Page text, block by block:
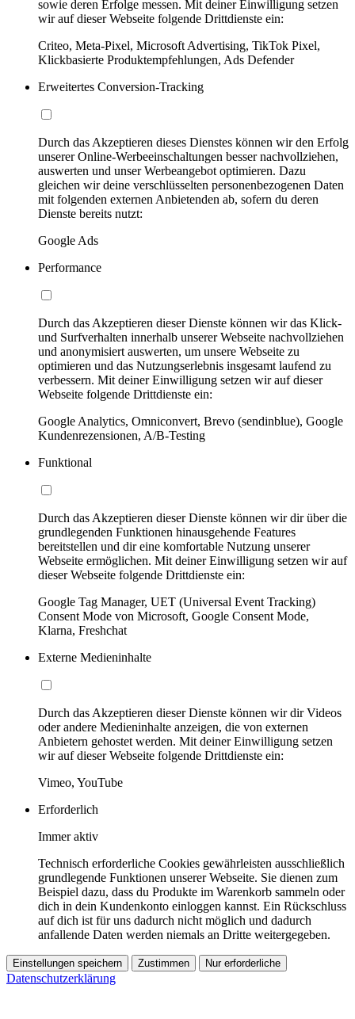
sowie deren Erfolge messen. Mit deiner Einwilligung setzen
wir auf dieser Webseite folgende Drittdienste ein:
Criteo, Meta-Pixel, Microsoft Advertising, TikTok Pixel,
Klickbasierte Produktempfehlungen, Ads Defender
Erweitertes Conversion-Tracking
Durch das Akzeptieren dieses Dienstes können wir den Erfolg
unserer Online-Werbeeinschaltungen besser nachvollziehen,
auswerten und unser Werbeangebot optimieren. Dazu
gleichen wir deine verschlüsselten personenbezogenen Daten
mit folgenden externen Anbietenden ab, sofern du deren
Dienste bereits nutzt:
Google Ads
Performance
Durch das Akzeptieren dieser Dienste können wir das Klick-
und Surfverhalten innerhalb unserer Webseite nachvollziehen
und anonymisiert auswerten, um unsere Webseite zu
optimieren und das Nutzungserlebnis insgesamt laufend zu
verbessern. Mit deiner Einwilligung setzen wir auf dieser
Webseite folgende Drittdienste ein:
Google Analytics, Omniconvert, Brevo (sendinblue), Google
Kundenrezensionen, A/B-Testing
Funktional
Durch das Akzeptieren dieser Dienste können wir dir über die
grundlegenden Funktionen hinausgehende Features
bereitstellen und dir eine komfortable Nutzung unserer
Webseite ermöglichen. Mit deiner Einwilligung setzen wir auf
dieser Webseite folgende Drittdienste ein:
Google Tag Manager, UET (Universal Event Tracking)
Consent Mode von Microsoft, Google Consent Mode,
Klarna, Freshchat
Externe Medieninhalte
Durch das Akzeptieren dieser Dienste können wir dir Videos
oder andere Medieninhalte anzeigen, die von externen
Anbietern gehostet werden. Mit deiner Einwilligung setzen
wir auf dieser Webseite folgende Drittdienste ein:
Vimeo, YouTube
Erforderlich
Immer aktiv
Technisch erforderliche Cookies gewährleisten ausschließlich
grundlegende Funktionen unserer Webseite. Sie dienen zum
Beispiel dazu, dass du Produkte im Warenkorb sammeln oder
dich in dein Kundenkonto einloggen kannst. Ein Rückschluss
auf dich ist für uns dadurch nicht möglich und dadurch
anfallende Daten werden niemals an Dritte weitergegeben.
Einstellungen speichern Zustimmen Nur erforderliche
Datenschutzerklärung